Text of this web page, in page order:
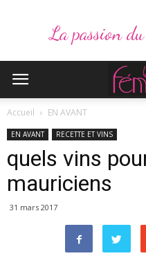
La passion
Accueil EN AVANT
EN AVANT RECETTE ET VINS
quels vins
mauriciens
31 mars 2017